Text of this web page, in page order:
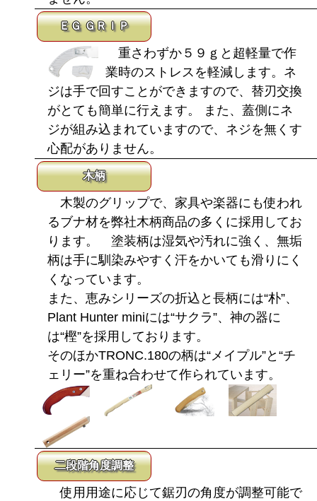
ＥＧ ＧＲＩＰ
重さわずか５９ｇと超軽量で作
業時のストレスを軽減します。ネ
ジは手で回すことができますので、替刃交換
がとても簡単に行えます。 また、蓋側にネ
ジが組み込まれていますので、ネジを無くす
心配がありません。
木柄
木製のグリップで、家具や楽器にも使われ
るブナ材を弊社木柄商品の多くに採用してお
ります。 塗装柄は湿気や汚れに強く、無垢
柄は手に馴染みやすく汗をかいても滑りにく
くなっています。
また、恵みシリーズの折込と長柄には“朴”、
Plant Hunter miniには“サクラ”、神の器に
は“樫”を採用しております。
そのほかTRONC.180の柄は“メイプル”と“チ
ェリー”を重ね合わせて作られています。
二段階角度調整
使用用途に応じて鋸刃の角度が調整可能で